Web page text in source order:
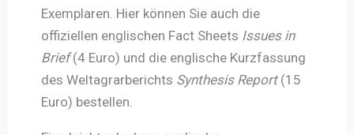
Exemplaren. Hier können Sie auch die
offiziellen englischen Fact Sheets Issues in
Brief(4 Euro) und die englische Kurzfassung
des Weltagrarberichts Synthesis Report(15
Euro) bestellen.